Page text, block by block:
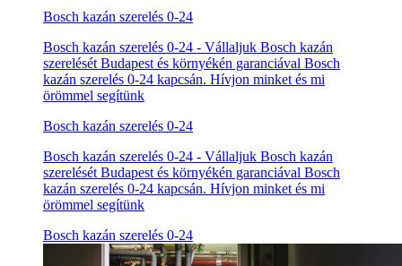
Bosch kazán szerelés 0-24
Bosch kazán szerelés 0-24 - Vállaljuk Bosch kazán
szerelését Budapest és környékén garanciával Bosch
kazán szerelés 0-24 kapcsán. Hívjon minket és mi
örömmel segítünk
Bosch kazán szerelés 0-24
Bosch kazán szerelés 0-24 - Vállaljuk Bosch kazán
szerelését Budapest és környékén garanciával Bosch
kazán szerelés 0-24 kapcsán. Hívjon minket és mi
örömmel segítünk
Bosch kazán szerelés 0-24